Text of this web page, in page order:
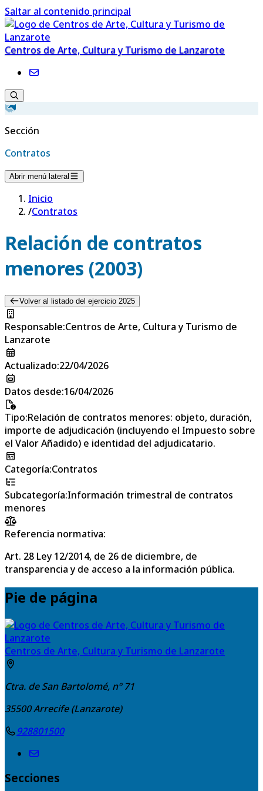
Saltar al contenido principal
Centros de Arte, Cultura y Turismo de Lanzarote
Sección
Contratos
Abrir menú lateral
Inicio
/Contratos
Relación de contratos
menores (2003)
Volver al listado del ejercicio 2025
Responsable:Centros de Arte, Cultura y Turismo de
Lanzarote
Actualizado:22/04/2026
Datos desde:16/04/2026
Tipo:Relación de contratos menores: objeto, duración,
importe de adjudicación (incluyendo el Impuesto sobre
el Valor Añadido) e identidad del adjudicatario.
Categoría:Contratos
Subcategoría:Información trimestral de contratos
menores
Referencia normativa:
Art. 28 Ley 12/2014, de 26 de diciembre, de
transparencia y de acceso a la información pública.
Pie de página
Centros de Arte, Cultura y Turismo de Lanzarote
Ctra. de San Bartolomé, nº 71
35500Arrecife (Lanzarote)
928801500
Secciones